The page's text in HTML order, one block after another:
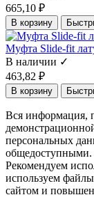
665,10 ₽
В корзину
Муфта Slide-fit
В наличии ✓
463,82 ₽
В корзину
Вся информация,
персональных
общедоступными.
Рекомендуем
используем
сайтом и